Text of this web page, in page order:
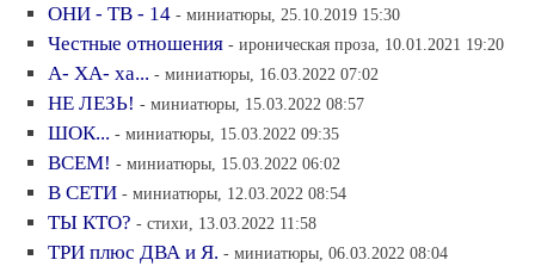
ОНИ - ТВ - 14 - миниатюры, 25.10.2019 15:30
Честные отношения - ироническая проза, 10.01.2021 19:20
А- ХА- ха... - миниатюры, 16.03.2022 07:02
НЕ ЛЕЗЬ! - миниатюры, 15.03.2022 08:57
ШОК... - миниатюры, 15.03.2022 09:35
ВСЕМ! - миниатюры, 15.03.2022 06:02
В СЕТИ - миниатюры, 12.03.2022 08:54
ТЫ КТО? - стихи, 13.03.2022 11:58
ТРИ плюс ДВА и Я. - миниатюры, 06.03.2022 08:04